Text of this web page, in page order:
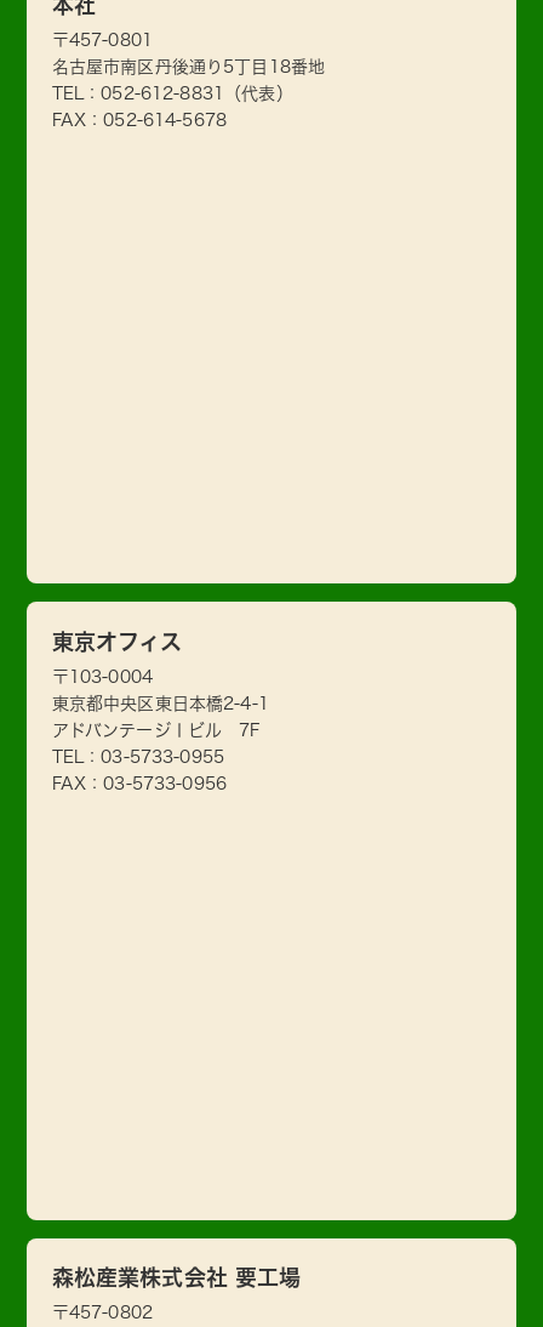
本社
〒457-0801
名古屋市南区丹後通り5丁目18番地
TEL：052-612-8831
（代表）
FAX：052-614-5678
東京オフィス
〒103-0004
東京都中央区東日本橋2-4-1
アドバンテージⅠビル 7F
TEL：03-5733-0955
FAX：03-5733-0956
森松産業株式会社 要工場
〒457-0802